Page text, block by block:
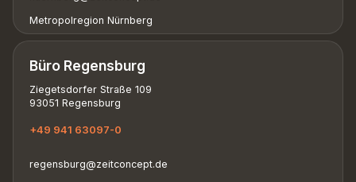
Metropolregion Nürnberg
Büro Regensburg
Ziegetsdorfer Straße 109
93051 Regensburg
+49 941 63097-0
regensburg@zeitconcept.de